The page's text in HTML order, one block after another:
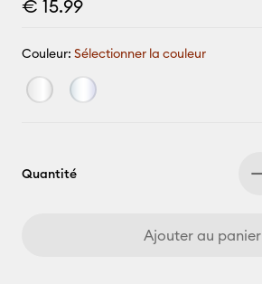
€ 15.99
Couleur: Sélectionner la couleur
Quantité
Ajouter au panier